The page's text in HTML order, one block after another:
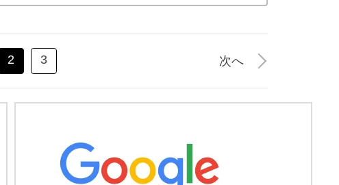
2 3 次へ